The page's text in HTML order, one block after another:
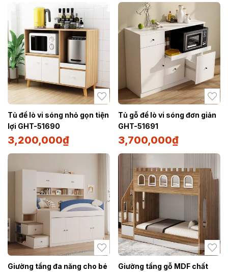
5.005 sao
Tủ để lò vi sóng nhỏ gọn tiện
lợi GHT-51690
3,200,000₫
Tủ gỗ để lò vi sóng đơn giản
GHT-51691
3,700,000₫
Giường tầng đa năng cho bé
Giường tầng gỗ MDF chất